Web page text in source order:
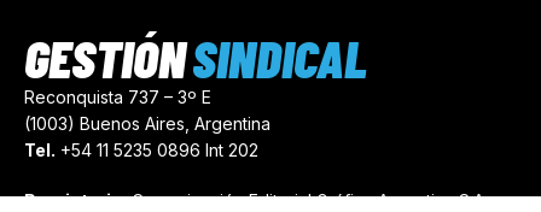
Reconquista 737 – 3º E
(1003) Buenos Aires, Argentina
Tel. +54 11 5235 0896 Int 202
Propietario:Comunicación Editorial Gráfica Argentina S.A.
GESTIÓNSINDICAL